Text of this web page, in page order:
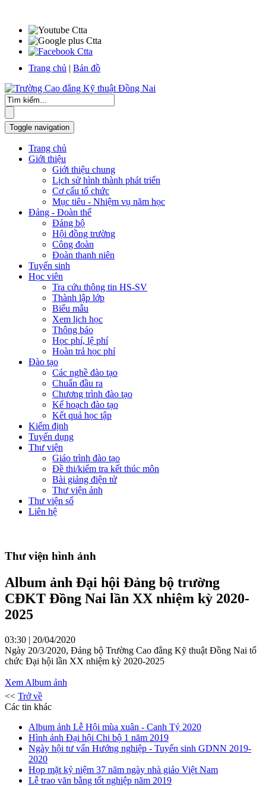
Trang chủ | Bản đồ
Toggle navigation
Trang chủ
Giới thiệu
Giới thiệu chung
Lịch sử hình thành phát triển
Cơ cấu tổ chức
Mục tiêu - Nhiệm vụ năm học
Đảng - Đoàn thể
Đảng bộ
Hội đồng trường
Công đoàn
Đoàn thanh niên
Tuyển sinh
Học viên
Tra cứu thông tin HS-SV
Thành lập lớp
Biểu mẫu
Xem lịch học
Thông báo
Học phí, lệ phí
Hoàn trả học phí
Đào tạo
Các nghề đào tạo
Chuẩn đầu ra
Chương trình đào tạo
Kế hoạch đào tạo
Kết quả học tập
Kiểm định
Tuyển dụng
Thư viện
Giáo trình đào tạo
Đề thi/kiểm tra kết thúc môn
Bài giảng điện tử
Thư viện ảnh
Thư viện số
Liên hệ
Thư viện hình ảnh
Album ảnh Đại hội Đảng bộ trường
CĐKT Đồng Nai lần XX nhiệm kỳ 2020-
2025
03:30 | 20/04/2020
Ngày 20/3/2020, Đảng bộ Trường Cao đẳng Kỹ thuật Đồng Nai tổ
chức Đại hội lần XX nhiệm kỳ 2020-2025
Xem Album ảnh
<< Trở về
Các tin khác
Album ảnh Lễ Hội mùa xuân - Canh Tý 2020
Hình ảnh Đại hội Chi bộ 1 năm 2019
Ngày hội tư vấn Hướng nghiệp - Tuyển sinh GDNN 2019-
2020
Họp mặt kỷ niệm 37 năm ngày nhà giáo Việt Nam
Lễ trao văn bằng tốt nghiệp năm 2019